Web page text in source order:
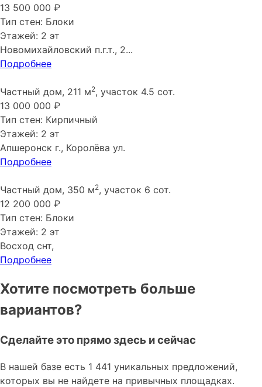
13 500 000 ₽
Тип стен: Блоки
Этажей: 2 эт
Новомихайловский п.г.т., 2...
Подробнее
Частный дом, 211 м2, участок 4.5 сот.
13 000 000 ₽
Тип стен: Кирпичный
Этажей: 2 эт
Апшеронск г., Королёва ул.
Подробнее
Частный дом, 350 м2, участок 6 сот.
12 200 000 ₽
Тип стен: Блоки
Этажей: 2 эт
Восход снт,
Подробнее
Хотите посмотреть больше
вариантов?
Сделайте это прямо здесь и сейчас
В нашей базе есть 1 441 уникальных предложений,
которых вы не найдете на привычных площадках.